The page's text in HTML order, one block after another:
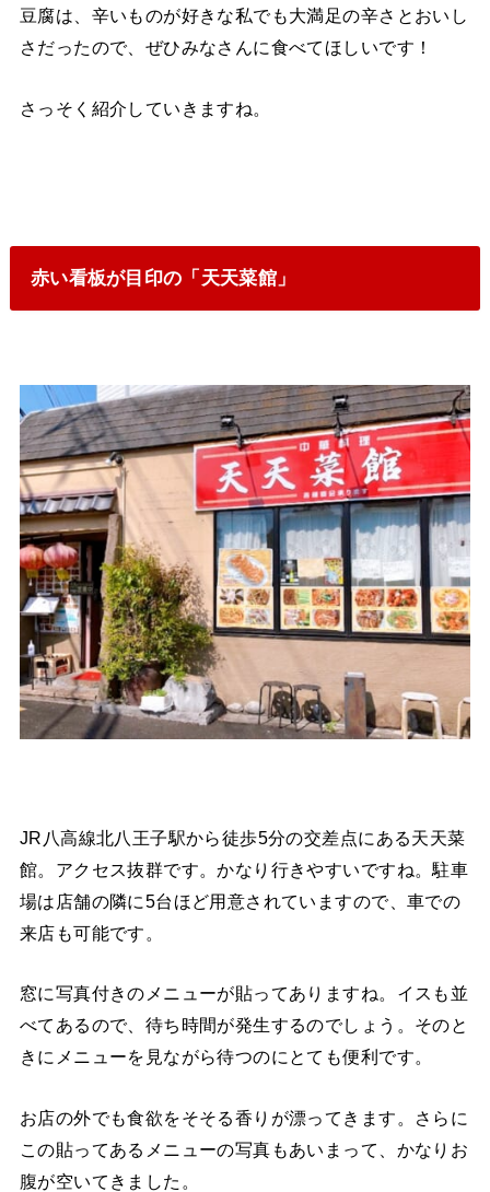
豆腐は、辛いものが好きな私でも大満足の辛さとおいし
さだったので、ぜひみなさんに食べてほしいです！
さっそく紹介していきますね。
赤い看板が目印の「天天菜館」
JR八高線北八王子駅から徒歩5分の交差点にある天天菜
館。アクセス抜群です。かなり行きやすいですね。駐車
場は店舗の隣に5台ほど用意されていますので、車での
来店も可能です。
窓に写真付きのメニューが貼ってありますね。イスも並
べてあるので、待ち時間が発生するのでしょう。そのと
きにメニューを見ながら待つのにとても便利です。
お店の外でも食欲をそそる香りが漂ってきます。さらに
この貼ってあるメニューの写真もあいまって、かなりお
腹が空いてきました。